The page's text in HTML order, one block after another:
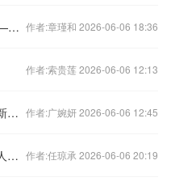
告别“数据枯竭”，迈向“价值坐标”——艺恩发布《全球大模型数据市场白皮书》 作者:章瑾和 2026-06-06 18:36
作者:索贵莲 2026-06-06 12:13
江西余江：一副眼镜打开产业发展“新视界” 作者:广婉妍 2026-06-06 12:45
2030年AI数据中心耗水量等同13亿人用量 作者:任琼承 2026-06-06 20:19